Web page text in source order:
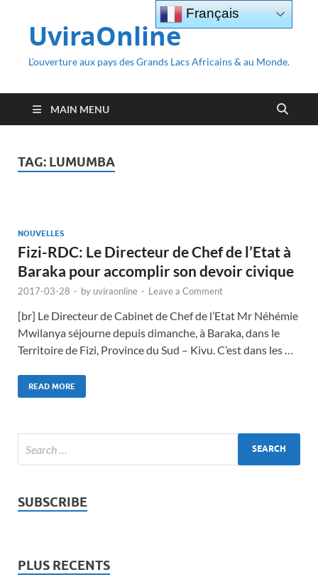
UviraOnline
L’ouverture aux pays des Grands Lacs Africains & au Monde.
MAIN MENU
TAG: LUMUMBA
NOUVELLES
Fizi-RDC: Le Directeur de Chef de l’Etat à
Baraka pour accomplir son devoir civique
2017-03-28 - byuviraonline - Leave a Comment
[br] Le Directeur de Cabinet de Chef de l’Etat Mr Néhémie
Mwilanya séjourne depuis dimanche, à Baraka, dans le
Territoire de Fizi, Province du Sud – Kivu. C’est dans les …
READ MORE
SUBSCRIBE
PLUS RECENTS
Français